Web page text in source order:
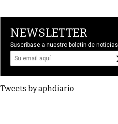
NEWSLETTER
Suscríbase a nuestro boletín de noticias
Tweets by aphdiario